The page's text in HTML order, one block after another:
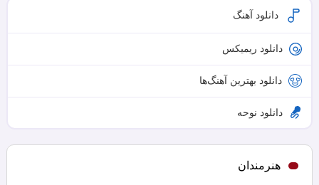
دانلود آهنگ
دانلود ریمیکس
دانلود بهترین آهنگ‌ها
دانلود نوحه
هنرمندان